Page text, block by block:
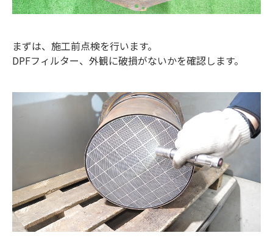
まずは、施工前点検を行います。
DPFフィルター、外観に破損がないかを確認します。